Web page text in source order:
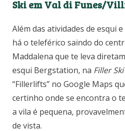
Ski em Val di Funes/
Além das atividades de esqui
há o teleférico saindo do
Maddalena que te leva
esqui Bergstation, na Filler
“Fillerlifts” no Google Maps
certinho onde se encontra o
a vila é pequena,
de vista.